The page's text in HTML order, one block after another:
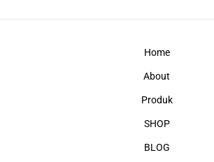
Home
About
Produk
SHOP
BLOG